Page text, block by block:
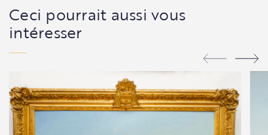
Ceci pourrait aussi vous
intéresser